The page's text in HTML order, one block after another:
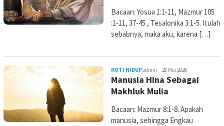
Bacaan: Yosua 1:1-11, Mazmur 105
:1-11, 37-45 , Tesalonika 3:1-5. Itulah
sebabnya, maka aku, karena […]
ROTI HIDUPadmin 28 Mei 2026
Manusia Hina Sebagai
Makhluk Mulia
Bacaan: Mazmur 8:1-8. Apakah
manusia, sehingga Engkau